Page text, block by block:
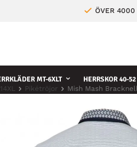
ÖVER 4000
MT-6XLT HERRSKOR 40-52
Pikétröjor Mish Mash